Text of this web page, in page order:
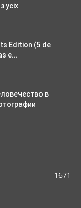
усіх
Edition (5 de
e...
в
1671